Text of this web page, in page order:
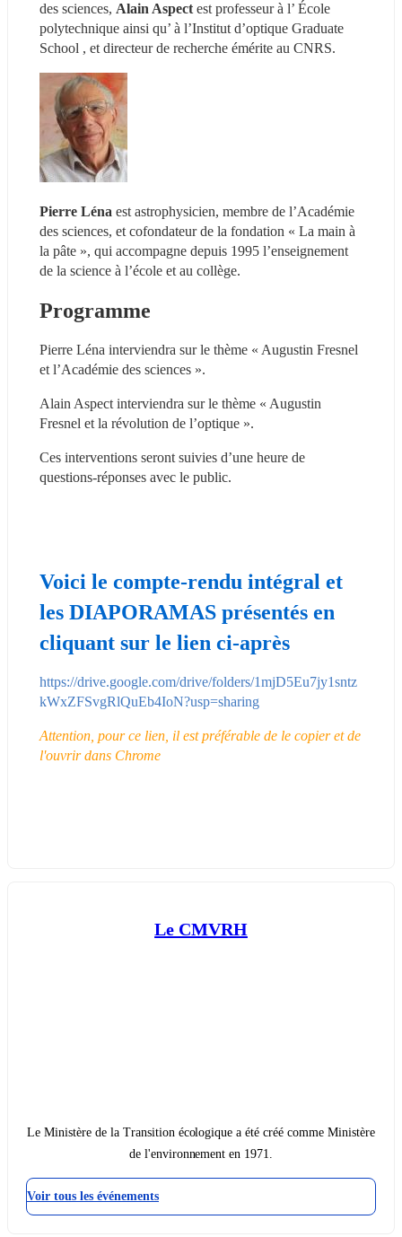
des sciences, Alain Aspect est professeur à l’ École
polytechnique ainsi qu’ à l’Institut d’optique Graduate
School , et directeur de recherche émérite au CNRS.
Pierre Léna est astrophysicien, membre de l’Académie
des sciences, et cofondateur de la fondation « La main à
la pâte », qui accompagne depuis 1995 l’enseignement
de la science à l’école et au collège.
Programme
Pierre Léna interviendra sur le thème « Augustin Fresnel
et l’Académie des sciences ».
Alain Aspect interviendra sur le thème « Augustin
Fresnel et la révolution de l’optique ».
Ces interventions seront suivies d’une heure de
questions-réponses avec le public.
Voici le compte-rendu intégral et
les DIAPORAMAS présentés en
cliquant sur le lien ci-après
https://drive.google.com/drive/folders/1mjD5Eu7jy1sntz
kWxZFSvgRlQuEb4IoN?usp=sharing
Attention, pour ce lien, il est préférable de le copier et de
l'ouvrir dans Chrome
Le CMVRH
Le Ministère de la Transition écologique a été créé comme Ministère
de l'environnement en 1971.
Voir tous les événements